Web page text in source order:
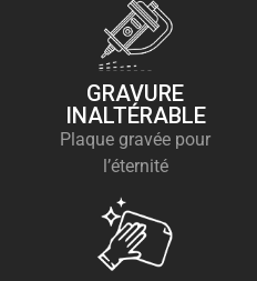
GRAVURE
INALTÉRABLE
Plaque gravée pour
l’éternité